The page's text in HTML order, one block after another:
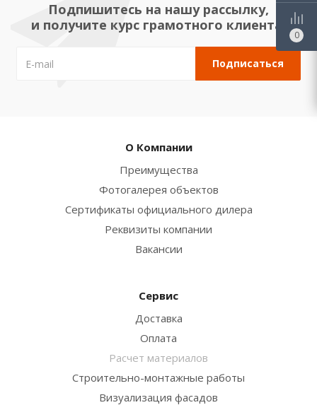
Подпишитесь на нашу рассылку,
и получите курс грамотного клиента!
О Компании
Преимущества
Фотогалерея объектов
Сертификаты официального дилера
Реквизиты компании
Вакансии
Сервис
Доставка
Оплата
Расчет материалов
Строительно-монтажные работы
Визуализация фасадов
0